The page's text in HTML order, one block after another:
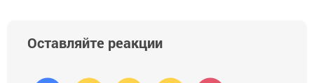
Оставляйте реакции